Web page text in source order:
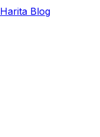
Harita Blog